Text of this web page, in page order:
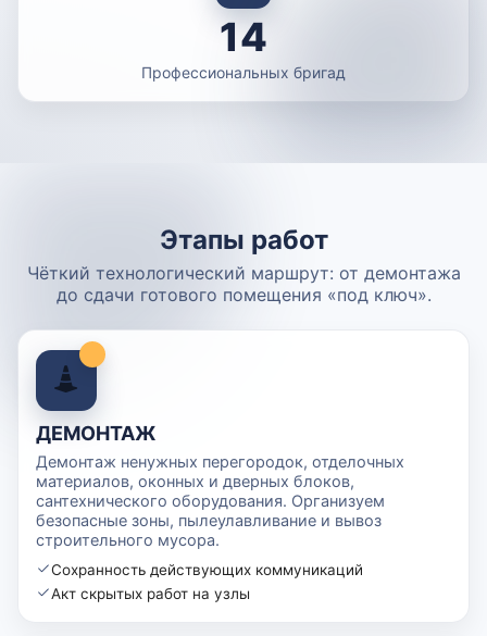
14
Профессиональных бригад
Этапы работ
Чёткий технологический маршрут: от демонтажа
до сдачи готового помещения «под ключ».
ДЕМОНТАЖ
Демонтаж ненужных перегородок, отделочных
материалов, оконных и дверных блоков,
сантехнического оборудования. Организуем
безопасные зоны, пылеулавливание и вывоз
строительного мусора.
Сохранность действующих коммуникаций
Акт скрытых работ на узлы